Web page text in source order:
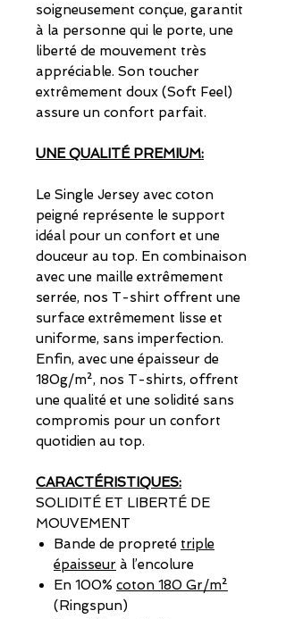
soigneusement conçue, garantit
à la personne qui le porte, une
liberté de mouvement très
appréciable. Son toucher
extrêmement doux (Soft Feel)
assure un confort parfait.
UNE QUALITÉ PREMIUM:
Le Single Jersey avec coton
peigné représente le support
idéal pour un confort et une
douceur au top. En combinaison
avec une maille extrêmement
serrée, nos T-shirt offrent une
surface extrêmement lisse et
uniforme, sans imperfection.
Enfin, avec une épaisseur de
180g/m², nos T-shirts, offrent
une qualité et une solidité sans
compromis pour un confort
quotidien au top.
CARACTÉRISTIQUES:
SOLIDITÉ ET LIBERTÉ DE
MOUVEMENT
Bande de propreté triple
épaisseur à l’encolure
En 100% coton 180 Gr/m²
(Ringspun)